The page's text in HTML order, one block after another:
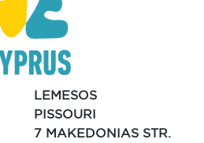
LEMESOS
PISSOURI
7 MAKEDONIAS STR.